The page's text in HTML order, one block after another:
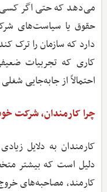
می‌دهد که حتی اگر کسی
حقوق یا سیاست‌های
دارد که سازمان را ترک
کاری که تجربیات
احتمالاً از جابه‌جایی
چرا کارمندان، شرکت
کارمندان به دلایل
دلیل است که بیشتر
کارمند، مصاحبه‌های